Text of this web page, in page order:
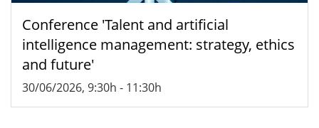
Conference 'Talent and artificial
intelligence management: strategy, ethics
and future'
30/06/2026, 9:30h - 11:30h